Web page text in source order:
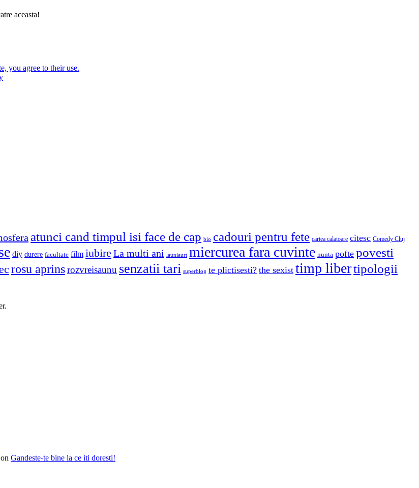
aceasta!
you agree to their use.
atunci cand timpul isi face de cap bio cadouri pentru fete cartea calatoare citesc Comedy Cluj
diy durere facultate film iubire La multi ani launiaurt miercurea fara cuvinte nunta pofte povesti
rosu aprinsrozvreisaunu senzatii tari superblog te plictisesti? the sexist timp libertipologii
on Gandeste-te bine la ce iti doresti!